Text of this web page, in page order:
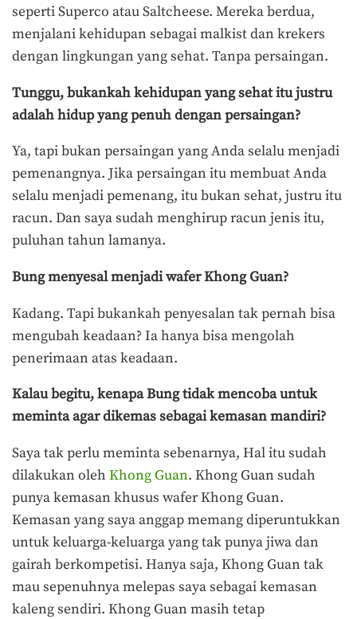
seperti Superco atau Saltcheese. Mereka berdua,
menjalani kehidupan sebagai malkist dan krekers
dengan lingkungan yang sehat. Tanpa persaingan.
Tunggu, bukankah kehidupan yang sehat itu justru
adalah hidup yang penuh dengan persaingan?
Ya, tapi bukan persaingan yang Anda selalu menjadi
pemenangnya. Jika persaingan itu membuat Anda
selalu menjadi pemenang, itu bukan sehat, justru itu
racun. Dan saya sudah menghirup racun jenis itu,
puluhan tahun lamanya.
Bung menyesal menjadi wafer Khong Guan?
Kadang. Tapi bukankah penyesalan tak pernah bisa
mengubah keadaan? Ia hanya bisa mengolah
penerimaan atas keadaan.
Kalau begitu, kenapa Bung tidak mencoba untuk
meminta agar dikemas sebagai kemasan mandiri?
Saya tak perlu meminta sebenarnya, Hal itu sudah
dilakukan oleh Khong Guan. Khong Guan sudah
punya kemasan khusus wafer Khong Guan.
Kemasan yang saya anggap memang diperuntukkan
untuk keluarga-keluarga yang tak punya jiwa dan
gairah berkompetisi. Hanya saja, Khong Guan tak
mau sepenuhnya melepas saya sebagai kemasan
kaleng sendiri. Khong Guan masih tetap